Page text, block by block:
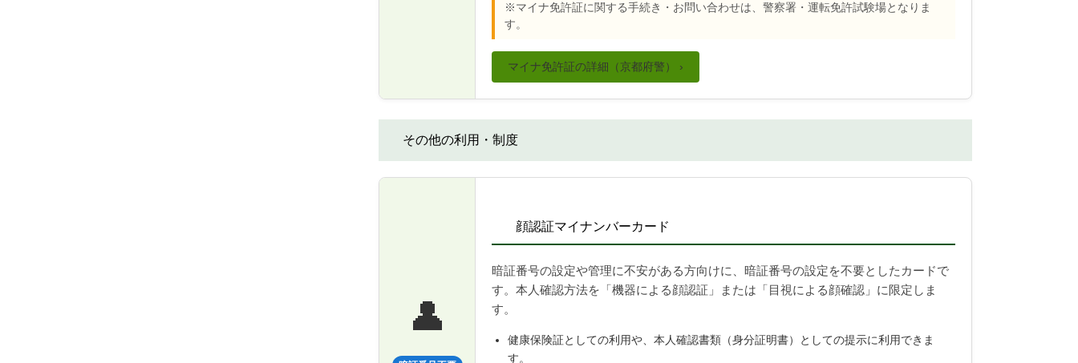
※マイナ免許証に関する手続き・お問い合わせは、警察署・運転免許試験場となりま
す。
マイナ免許証の詳細（京都府警） ›
その他の利用・制度
👤
顔認証マイナンバーカード
暗証番号の設定や管理に不安がある方向けに、暗証番号の設定を不要としたカードで
す。本人確認方法を「機器による顔認証」または「目視による顔確認」に限定しま
す。
健康保険証としての利用や、本人確認書類（身分証明書）としての提示に利用できま
す。